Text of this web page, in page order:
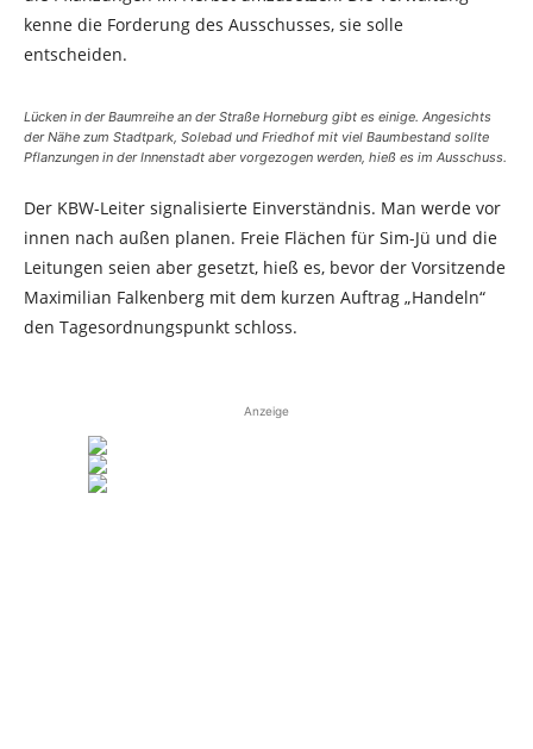
kenne die Forderung des Ausschusses, sie solle
entscheiden.
Lücken in der Baumreihe an der Straße Horneburg gibt es einige. Angesichts
der Nähe zum Stadtpark, Solebad und Friedhof mit viel Baumbestand sollte
Pflanzungen in der Innenstadt aber vorgezogen werden, hieß es im Ausschuss.
Der KBW-Leiter signalisierte Einverständnis. Man werde vor
innen nach außen planen. Freie Flächen für Sim-Jü und die
Leitungen seien aber gesetzt, hieß es, bevor der Vorsitzende
Maximilian Falkenberg mit dem kurzen Auftrag „Handeln“
den Tagesordnungspunkt schloss.
Anzeige